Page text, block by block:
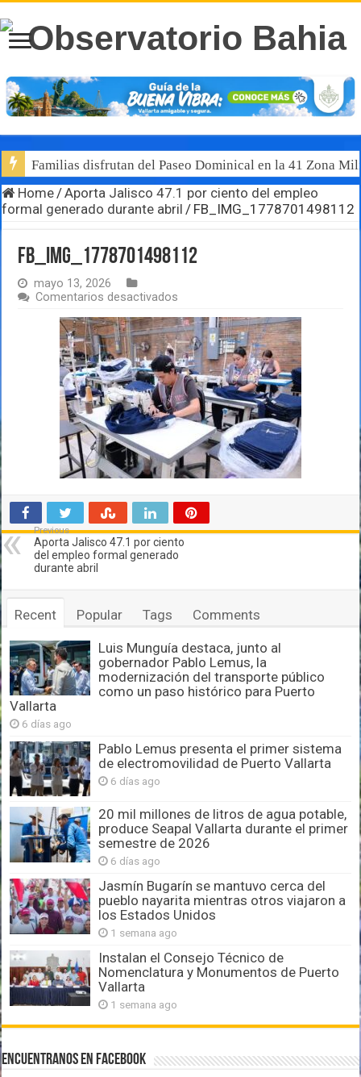
Familias disfrutan del Paseo Dominical en la 41 Zona
Home/Aporta Jalisco 47.1 por ciento del empleo
formal generado durante abril / FB_IMG_1778701498112
FB_IMG_1778701498112
mayo 13, 2026
Comentarios desactivados
Previous
Aporta Jalisco 47.1 por ciento
del empleo formal generado
durante abril
Recent Popular Tags Comments
Luis Munguía destaca, junto al
gobernador Pablo Lemus, la
modernización del transporte público
como un paso histórico para Puerto
Vallarta
6 días ago
Pablo Lemus presenta el primer sistema
de electromovilidad de Puerto Vallarta
6 días ago
20 mil millones de litros de agua potable,
produce Seapal Vallarta durante el primer
semestre de 2026
6 días ago
Jasmín Bugarín se mantuvo cerca del
pueblo nayarita mientras otros viajaron a
los Estados Unidos
1 semana ago
Instalan el Consejo Técnico de
Nomenclatura y Monumentos de Puerto
Vallarta
1 semana ago
Encuentranos en Facebook